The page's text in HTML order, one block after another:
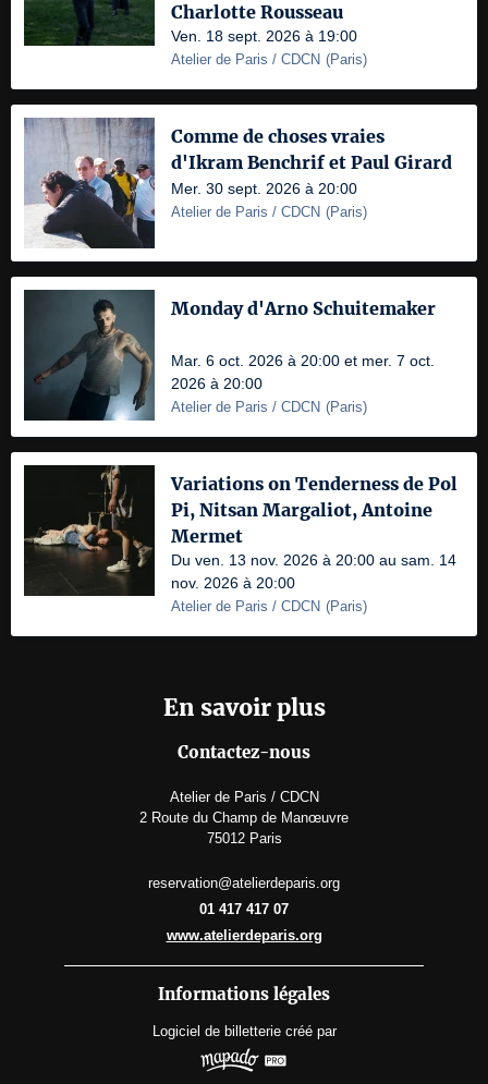
Charlotte Rousseau
Ven. 18 sept. 2026 à 19:00
Atelier de Paris / CDCN (Paris)
Comme de choses vraies
d'Ikram Benchrif et Paul Girard
Mer. 30 sept. 2026 à 20:00
Atelier de Paris / CDCN (Paris)
Monday d'Arno Schuitemaker
Mar. 6 oct. 2026 à 20:00 et mer. 7 oct.
2026 à 20:00
Atelier de Paris / CDCN (Paris)
Variations on Tenderness de Pol
Pi, Nitsan Margaliot, Antoine
Mermet
Du ven. 13 nov. 2026 à 20:00 au sam. 14
nov. 2026 à 20:00
Atelier de Paris / CDCN (Paris)
En savoir plus
Contactez-nous
Atelier de Paris / CDCN
2 Route du Champ de Manœuvre
75012 Paris
reservation@atelierdeparis.org
01 417 417 07
www.atelierdeparis.org
Informations légales
Logiciel de billetterie créé par